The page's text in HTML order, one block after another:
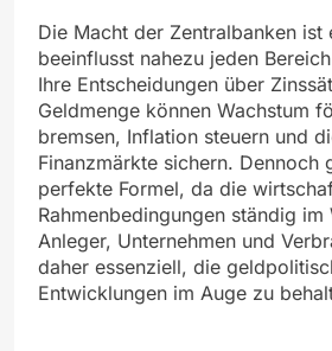
Die Macht der Zentralbanken ist
beeinflusst nahezu jeden
Ihre Entscheidungen über
Geldmenge können Wachstum
bremsen, Inflation steuern und
Finanzmärkte sichern. Dennoch
perfekte Formel, da die
Rahmenbedingungen ständig im
Anleger, Unternehmen und
daher essenziell, die
Entwicklungen im Auge zu